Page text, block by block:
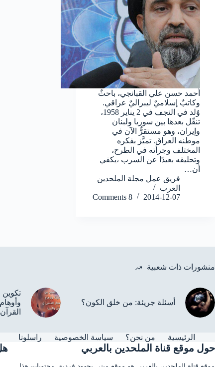
أحمد حسن علي القبانجي، باحثٌ
وكاتبٌ إسلاميٌ ليبراليٌ عراقي.
وُلد في النجف في 2 يناير 1958،
تنقّل بعدها بين سوريا ولبنان
وإيران، وهو مستقرٌّ الآن في
موطنه العراق. تميَّز بفكره
المختلف وجرأته في الطرح،
وتحليقه بعيدًا عن السرب ،يكفي
أن…
فريق عمل مجلة الملحدين
العرب
2014-12-07
8 Comments
منشورات ذات شعبية
أسئلة جريئة: من خلق الكون؟
تكوين
الرئيسية من نحن؟ سياسة الخصوصية راسلونا
حول موقع قناة الملحدين بالعربي